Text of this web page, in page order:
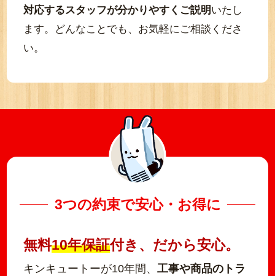
対応するスタッフが分かりやすくご説明いたし
ます。どんなことでも、お気軽にご相談くださ
い。
3つの約束で安心・お得に
無料10年保証付き、だから安心。
キンキュートーが10年間、 工事や商品のトラ